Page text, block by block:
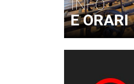
INFO
E ORARI